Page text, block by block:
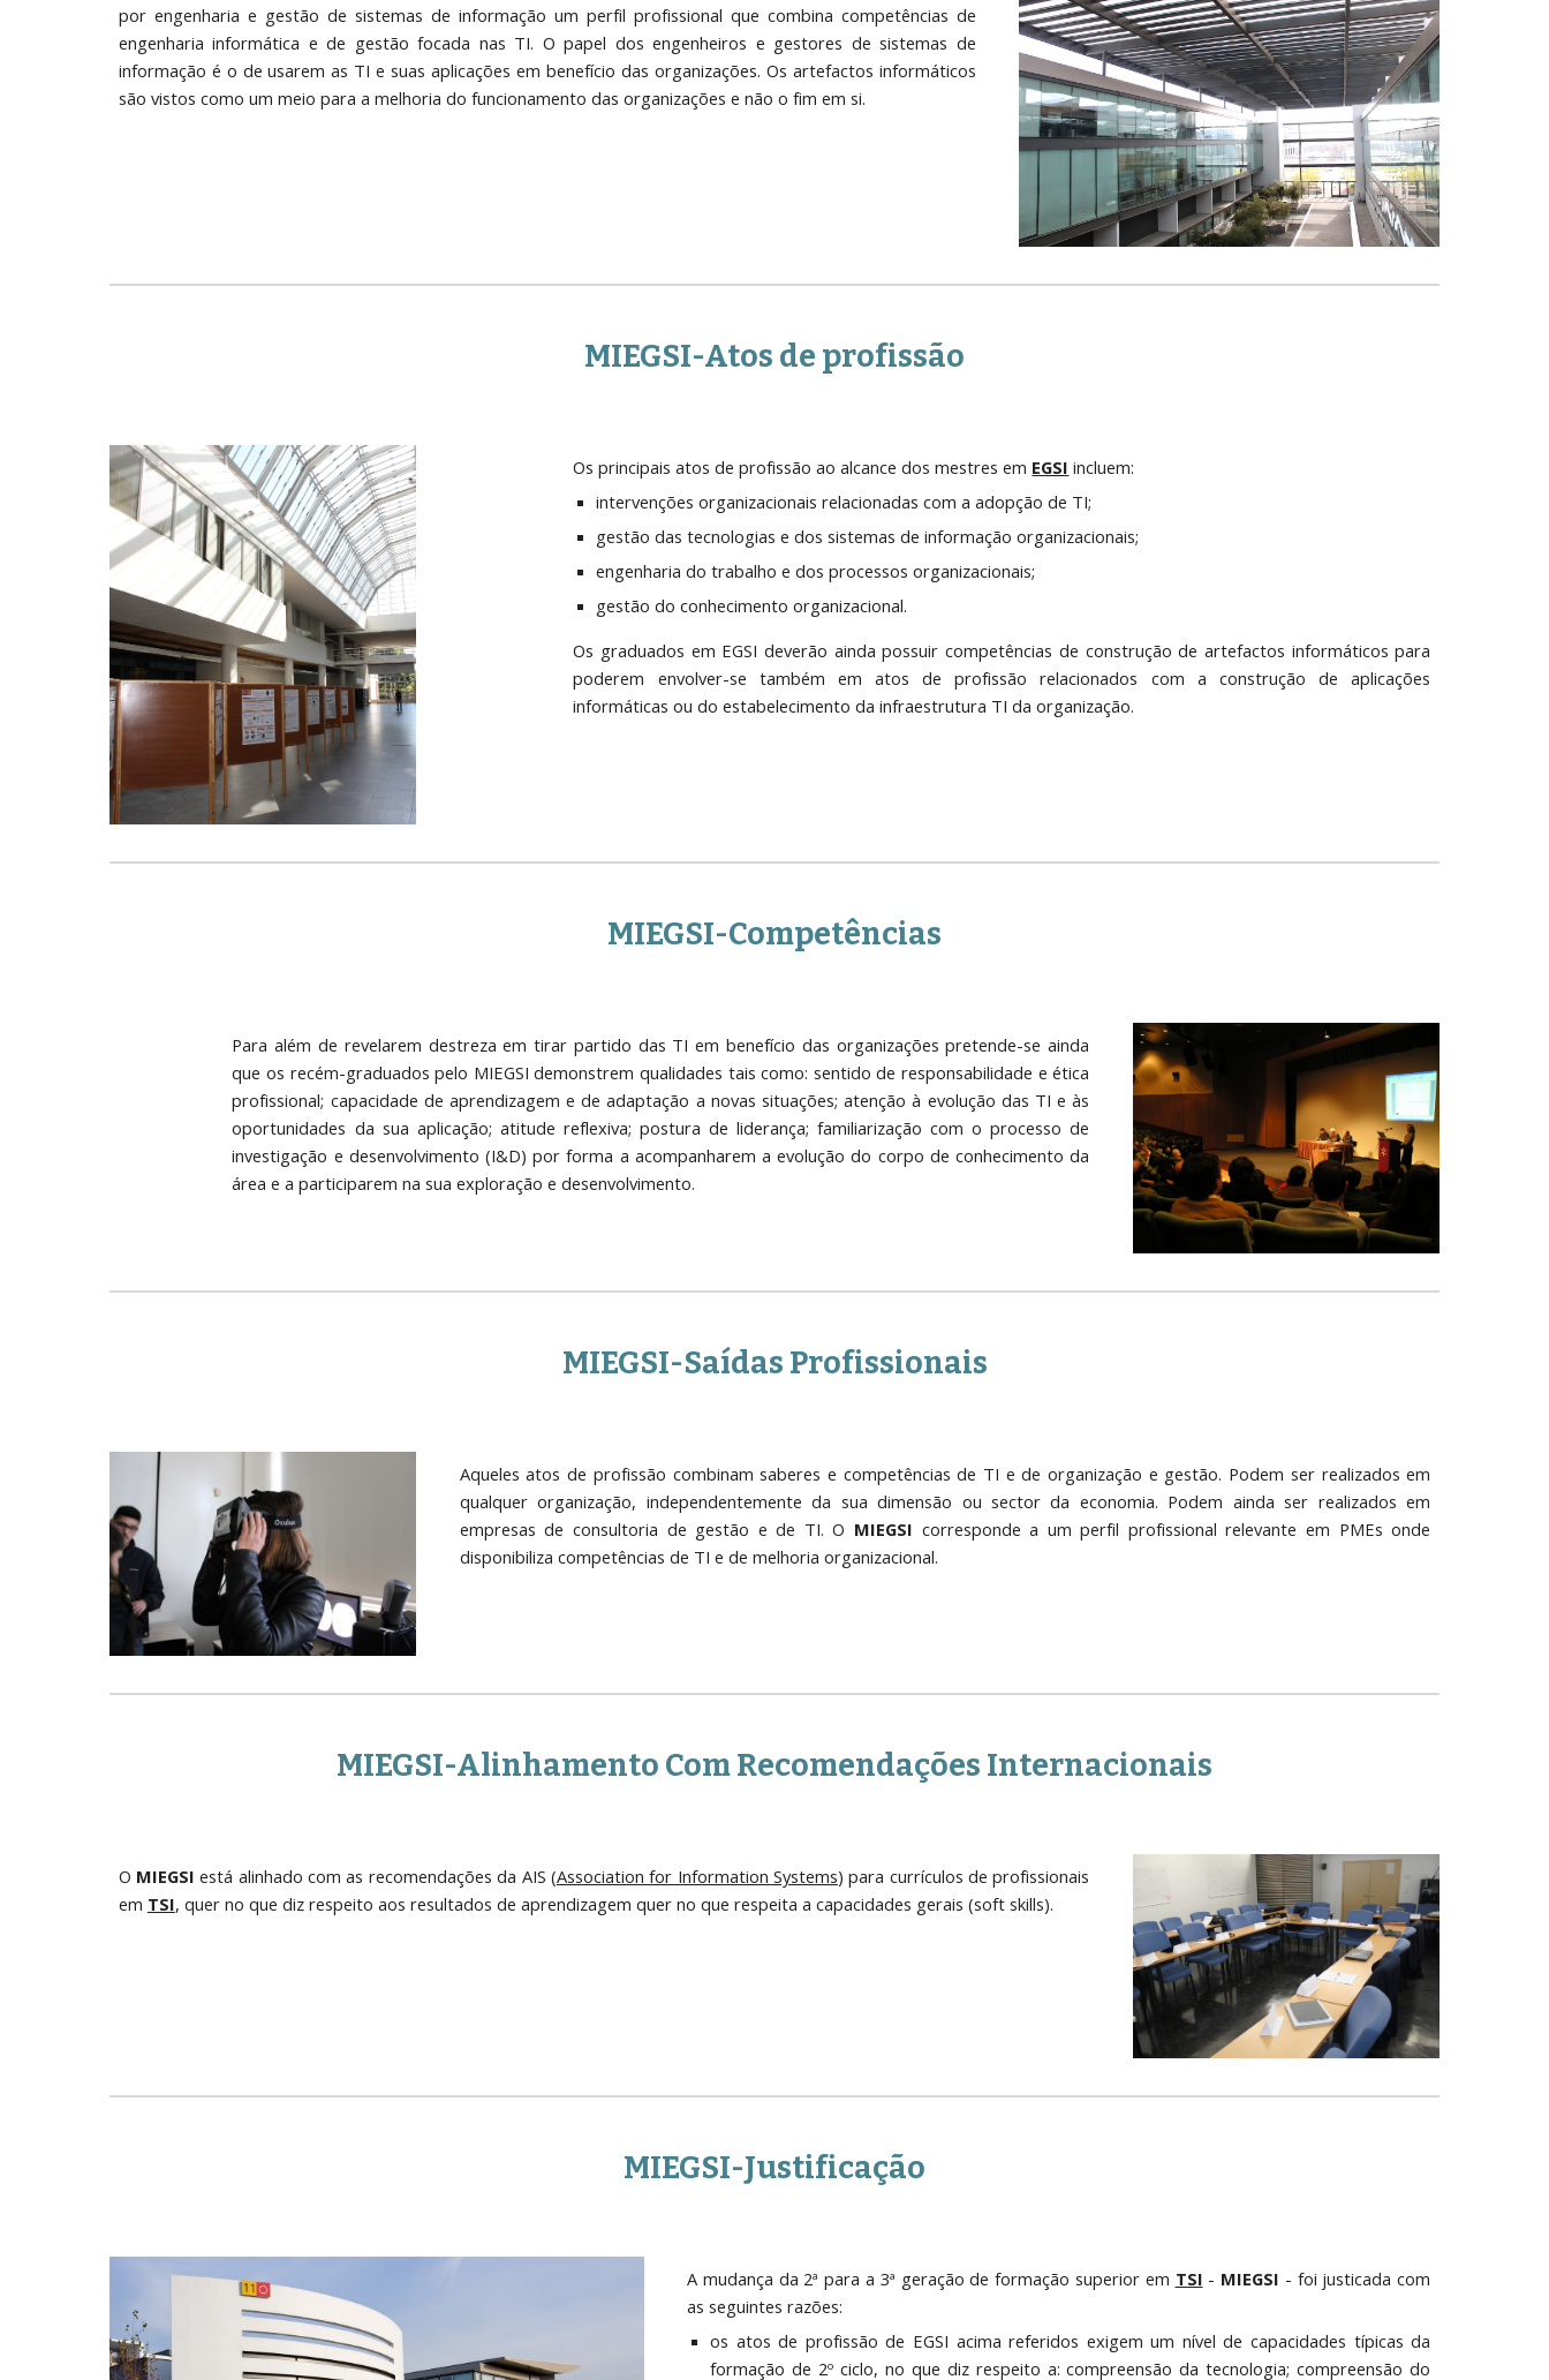
por engenharia e gestão de sistemas de informação um perfil profissional que combina competências de
engenharia informática e de gestão focada nas TI. O papel dos engenheiros e gestores de sistemas de
informação é o de usarem as TI e suas aplicações em benefício das organizações. Os artefactos informáticos
são vistos como um meio para a melhoria do funcionamento das organizações e não o fim em si.
MIEGSI-Atos de profissão
Os principais atos de profissão ao alcance dos mestres em EGSI incluem:
intervenções organizacionais relacionadas com a adopção de TI;
gestão das tecnologias e dos sistemas de informação organizacionais;
engenharia do trabalho e dos processos organizacionais;
gestão do conhecimento organizacional.
Os graduados em EGSI deverão ainda possuir competências de construção de artefactos informáticos para
poderem envolver-se também em atos de profissão relacionados com a construção de aplicações
informáticas ou do estabelecimento da infraestrutura TI da organização.
MIEGSI-Competências
Para além de revelarem destreza em tirar partido das TI em benefício das organizações pretende-se ainda
que os recém-graduados pelo MIEGSI demonstrem qualidades tais como: sentido de responsabilidade e ética
profissional; capacidade de aprendizagem e de adaptação a novas situações; atenção à evolução das TI e às
oportunidades da sua aplicação; atitude reflexiva; postura de liderança; familiarização com o processo de
investigação e desenvolvimento (I&D) por forma a acompanharem a evolução do corpo de conhecimento da
área e a participarem na sua exploração e desenvolvimento.
MIEGSI-Saídas Profissionais
Aqueles atos de profissão combinam saberes e competências de TI e de organização e gestão. Podem ser realizados em
qualquer organização, independentemente da sua dimensão ou sector da economia. Podem ainda ser realizados em
empresas de consultoria de gestão e de TI. O MIEGSI corresponde a um perfil profissional relevante em PMEs onde
disponibiliza competências de TI e de melhoria organizacional.
MIEGSI-Alinhamento Com Recomendações Internacionais
O MIEGSI está alinhado com as recomendações da AIS (Association for Information Systems) para currículos de profissionais
em TSI, quer no que diz respeito aos resultados de aprendizagem quer no que respeita a capacidades gerais (soft skills).
MIEGSI-Justificação
A mudança da 2ª para a 3ª geração de formação superior em TSI - MIEGSI - foi justicada com
as seguintes razões:
os atos de profissão de EGSI acima referidos exigem um nível de capacidades típicas da
formação de 2º ciclo, no que diz respeito a: compreensão da tecnologia; compreensão do